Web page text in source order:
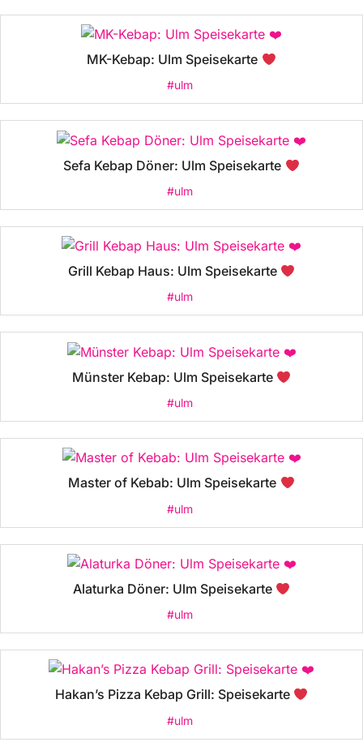
MK-Kebap: Ulm Speisekarte
#ulm
Sefa Kebap Döner: Ulm Speisekarte
#ulm
Grill Kebap Haus: Ulm Speisekarte
#ulm
Münster Kebap: Ulm Speisekarte
#ulm
Master of Kebab: Ulm Speisekarte
#ulm
Alaturka Döner: Ulm Speisekarte
#ulm
Hakan’s Pizza Kebap Grill: Speisekarte
#ulm